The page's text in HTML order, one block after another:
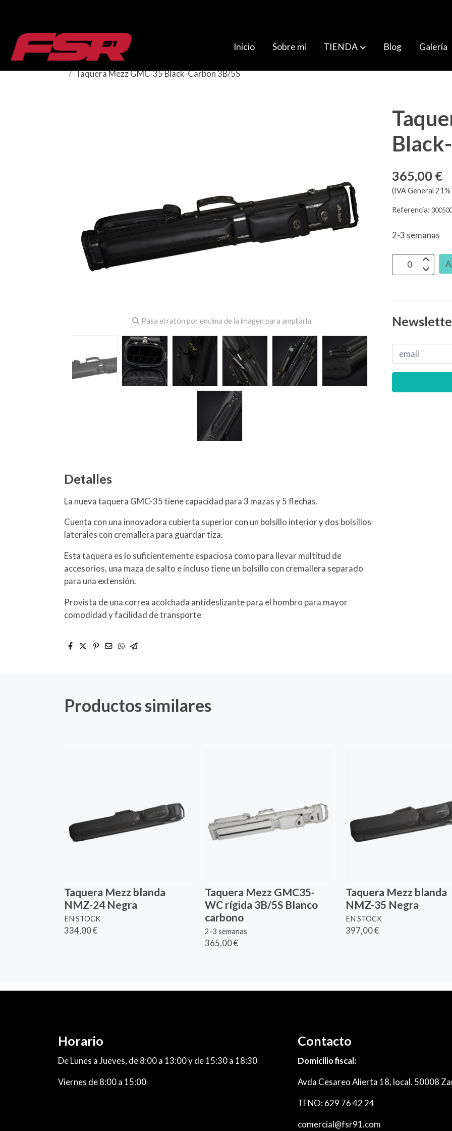
Inicio Sobre mí TIENDA Blog Galería
Taquera Mezz GMC-35 Black-Carbon 3B/5S
Pasa el ratón por encima de la imagen para ampliarla
Detalles
La nueva taquera GMC-35 tiene capacidad para 3 mazas y 5 flechas.
Cuenta con una innovadora cubierta superior con un bolsillo interior y dos bolsillos
laterales con cremallera para guardar tiza.
Esta taquera es lo suficientemente espaciosa como para llevar multitud de
accesorios, una maza de salto e incluso tiene un bolsillo con cremallera separado
para una extensión.
Provista de una correa acolchada antideslizante para el hombro para mayor
comodidad y facilidad de transporte
365,00 €
(IVA General 21%
Referencia:
2-3 semanas
Productos similares
Taquera Mezz blanda
NMZ-24 Negra
EN STOCK
334,00 €
Taquera Mezz GMC35-
WC rígida 3B/5S Blanco
carbono
2-3 semanas
365,00 €
Taquera Mezz blanda
NMZ-35 Negra
EN STOCK
397,00 €
Horario
De Lunes a Jueves, de 8:00 a 13:00 y de 15:30 a 18:30
Viernes de 8:00 a 15:00
Contacto
Domicilio fiscal:
Avda Cesareo Alierta 18, local. 50008
TFNO: 629 76 42 24
comercial@fsr91.com